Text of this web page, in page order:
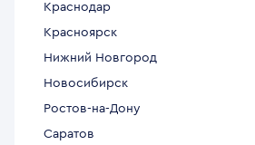
Краснодар
Красноярск
Нижний Новгород
Новосибирск
Ростов-на-Дону
Саратов